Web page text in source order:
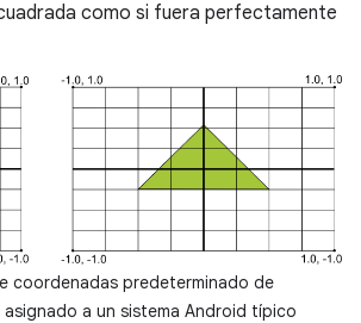
como si fuera perfectamente
coordenadas predeterminado de
a un sistema Android típico